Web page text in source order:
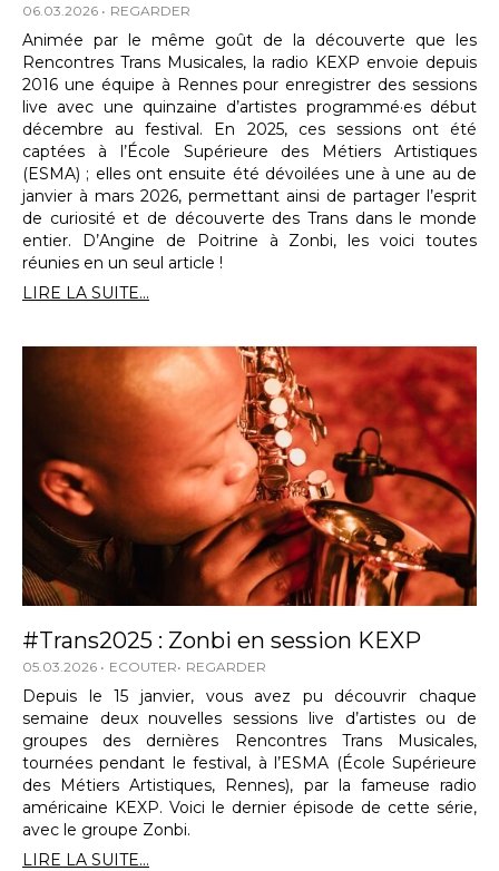
06.03.2026 REGARDER
Animée par le même goût de la découverte que les
Rencontres Trans Musicales, la radio KEXP envoie depuis
2016 une équipe à Rennes pour enregistrer des sessions
live avec une quinzaine d’artistes programmé·es début
décembre au festival. En 2025, ces sessions ont été
captées à l’École Supérieure des Métiers Artistiques
(ESMA) ; elles ont ensuite été dévoilées une à une au de
janvier à mars 2026, permettant ainsi de partager l’esprit
de curiosité et de découverte des Trans dans le monde
entier. D’Angine de Poitrine à Zonbi, les voici toutes
réunies en un seul article !
LIRE LA SUITE...
#Trans2025 : Zonbi en session KEXP
05.03.2026 ECOUTER REGARDER
Depuis le 15 janvier, vous avez pu découvrir chaque
semaine deux nouvelles sessions live d’artistes ou de
groupes des dernières Rencontres Trans Musicales,
tournées pendant le festival, à l’ESMA (École Supérieure
des Métiers Artistiques, Rennes), par la fameuse radio
américaine KEXP. Voici le dernier épisode de cette série,
avec le groupe Zonbi.
LIRE LA SUITE...